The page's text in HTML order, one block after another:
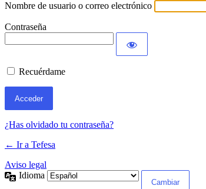
Nombre de usuario o correo electrónico
Contraseña
Recuérdame
¿Has olvidado tu contraseña?
← Ir a Tefesa
Aviso legal
Idioma